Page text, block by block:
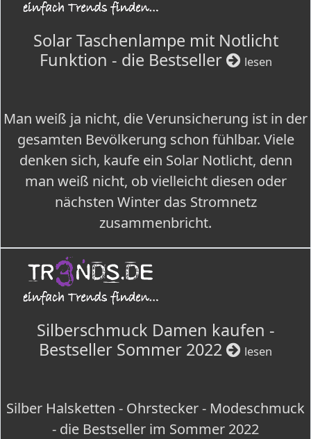
Solar Taschenlampe mit Notlicht
Funktion - die Bestseller
lesen
Man weiß ja nicht, die Verunsicherung ist in der
gesamten Bevölkerung schon fühlbar. Viele
denken sich, kaufe ein Solar Notlicht, denn
man weiß nicht, ob vielleicht diesen oder
nächsten Winter das Stromnetz
zusammenbricht.
Silberschmuck Damen kaufen -
Bestseller Sommer 2022
lesen
Silber Halsketten - Ohrstecker - Modeschmuck
- die Bestseller im Sommer 2022